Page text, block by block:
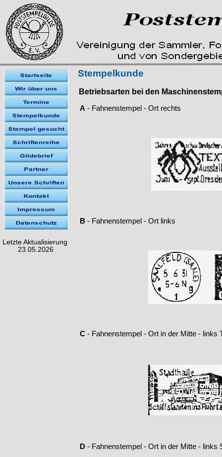
Letzte Aktualisierung
23.05.2026
Stempelkunde
Betriebsarten bei den
A - Fahnenstempel - Ort rechts
B - Fahnenstempel - Ort links
C - Fahnenstempel - Ort in der Mitte - links
D - Fahnenstempel - Ort in der Mitte - links